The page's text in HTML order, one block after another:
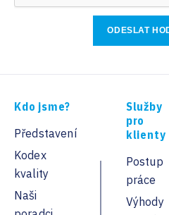
Kdo jsme?
Představení
Kodex
kvality
Naši
Služby
pro
klienty
Postup
práce
Výhody